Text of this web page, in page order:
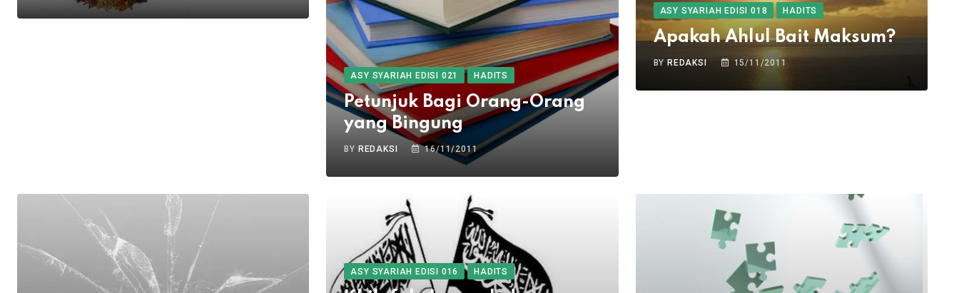
ASY SYARIAH EDISI 021 HADITS
Petunjuk Bagi Orang-Orang
yang Bingung
BY REDAKSI 16/11/2011
ASY SYARIAH EDISI 018 HADITS
Apakah Ahlul Bait Maksum?
BY REDAKSI 15/11/2011
ASY SYARIAH EDISI 016 HADITS